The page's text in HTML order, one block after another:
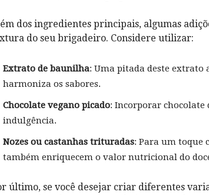
dos ingredientes principais, algumas
do seu brigadeiro. Considere utilizar:
Extrato de baunilha: Uma pitada deste‍ extrato
‌harmoniza os sabores.
Chocolate vegano picado:⁣ Incorporar
‍indulgência.
Nozes ‍ou castanhas trituradas: Para um toque
também ‌enriquecem o valor nutricional do
último, ⁢se⁤ você ‍desejar criar‍ diferentes⁤